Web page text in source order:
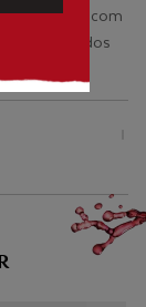
Reserva com
todos